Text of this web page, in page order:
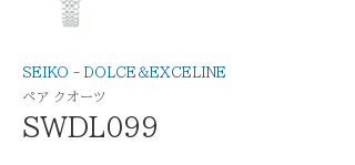
SEIKO - DOLCE＆EXCELINE
ペア クオーツ
SWDL099